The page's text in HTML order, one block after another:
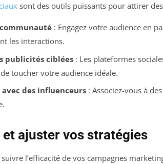
sont des outils puissants pour attirer
: Engagez votre audience en
les interactions.
publicités ciblées: Les plateformes
toucher votre audience idéale.
des influenceurs: Associez-vous à
ajuster vos stratégies
l’efficacité de vos campagnes